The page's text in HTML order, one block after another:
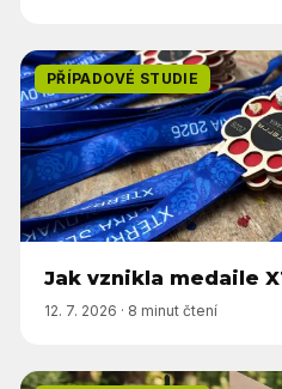
PŘÍPADOVÉ STUDIE
Jak vznikla medaile
12. 7. 2026 · 8 minut čtení